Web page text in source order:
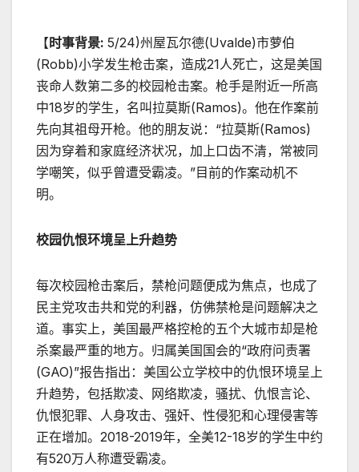
【时事背景: 5/24)州屋瓦尔德(Uvalde)市萝伯
(Robb)小学发生枪击案，造成21人死亡，这是美国
丧命人数第二多的校园枪击案。枪手是附近一所高
中18岁的学生，名叫拉莫斯(Ramos)。他在作案前
先向其祖母开枪。他的朋友说：“拉莫斯(Ramos)
因为穿着和家庭经济状况，加上口齿不清，常被同
学嘲笑，似乎曾遭受霸凌。”目前的作案动机不
明。
校园仇恨环境呈上升趋势
每次校园枪击案后，禁枪问题便成为焦点，也成了
民主党攻击共和党的利器，仿佛禁枪是问题解决之
道。事实上，美国最严格控枪的五个大城市却是枪
杀案最严重的地方。归属美国国会的“政府问责署
(GAO)”报告指出：美国公立学校中的仇恨环境呈上
升趋势，包括欺凌、网络欺凌，骚扰、仇恨言论、
仇恨犯罪、人身攻击、强奸、性侵犯和心理侵害等
正在增加。2018-2019年，全美12-18岁的学生中约
有520万人称遭受霸凌。